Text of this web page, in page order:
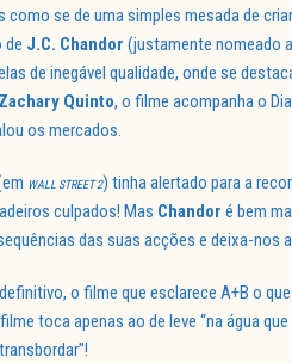
como se de uma simples mesada de
de J.C. Chandor (justamente nomeado
de inegável qualidade, onde se
Zachary Quinto, o filme acompanha o
os mercados.
WALL STREET 2) tinha alertado para a
culpados! Mas Chandor é bem
das suas acções e deixa-nos
o filme que esclarece A+B o
toca apenas ao de leve “na água